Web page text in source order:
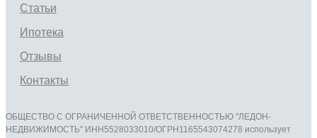
Статьи
Ипотека
Отзывы
Контакты
ОБЩЕСТВО С ОГРАНИЧЕННОЙ ОТВЕТСТВЕННОСТЬЮ "ЛЕДОН-
НЕДВИЖИМОСТЬ" ИНН5528033010/ОГРН1165543074278 использует